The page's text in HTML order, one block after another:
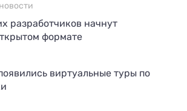
разработчиков начнут
формате
виртуальные туры по